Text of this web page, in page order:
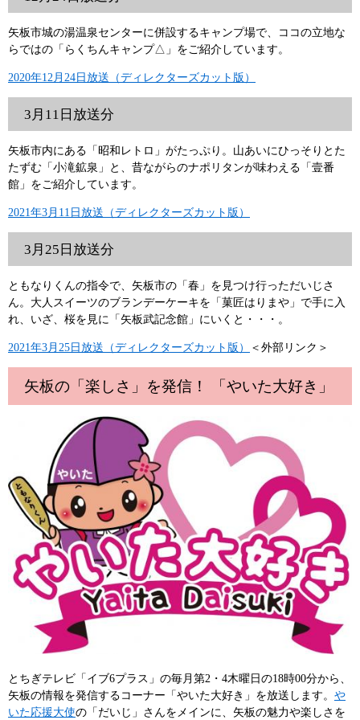
矢板市城の湯温泉センターに併設するキャンプ場で、ココの立地な
らではの「らくちんキャンプ△」をご紹介しています。
2020年12月24日放送（ディレクターズカット版）
3月11日放送分
矢板市内にある「昭和レトロ」がたっぷり。山あいにひっそりとた
たずむ「小滝鉱泉」と、昔ながらのナポリタンが味わえる「壹番
館」をご紹介しています。
2021年3月11日放送（ディレクターズカット版）
3月25日放送分
ともなりくんの指令で、矢板市の「春」を見つけ行っただいじさ
ん。大人スイーツのブランデーケーキを「菓匠はりまや」で手に入
れ、いざ、桜を見に「矢板武記念館」にいくと・・・。
2021年3月25日放送（ディレクターズカット版） ＜外部リンク＞
矢板の「楽しさ」を発信！ 「やいた大好き」
とちぎテレビ「イブ6プラス」の毎月第2・4木曜日の18時00分から、
矢板の情報を発信するコーナー「やいた大好き」を放送します。 や
いた応援大使の「だいじ」さんをメインに、矢板の魅力や楽しさを